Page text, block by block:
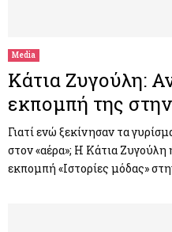
Media
Κάτια Ζυγούλη:
εκπομπή της
Γιατί ενώ ξεκίνησαν τα
στον «αέρα»; Η Κάτια Ζυγούλη
εκπομπή «Ιστορίες μόδας»